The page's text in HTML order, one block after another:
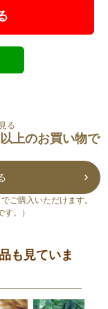
る
上のお買い物で
ご購入いただけます。
。）
も見ていま